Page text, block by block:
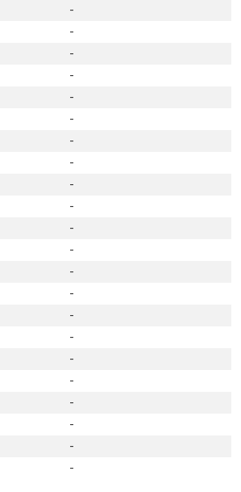
-
-
-
-
-
-
-
-
-
-
-
-
-
-
-
-
-
-
-
-
-
-